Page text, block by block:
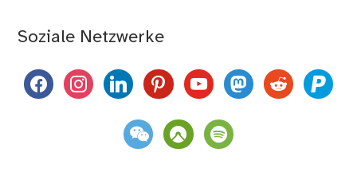
Soziale Netzwerke
facebookinstagramlinkedinpinterestyoutubemastodon
reddit paypal
weixin komootspotify